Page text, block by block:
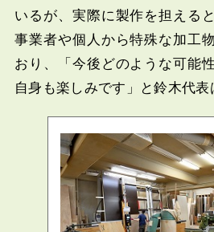
いるが、実際に製作を担える
事業者や個人から特殊な加工
おり、「今後どのような可能
自身も楽しみです」と鈴木代表